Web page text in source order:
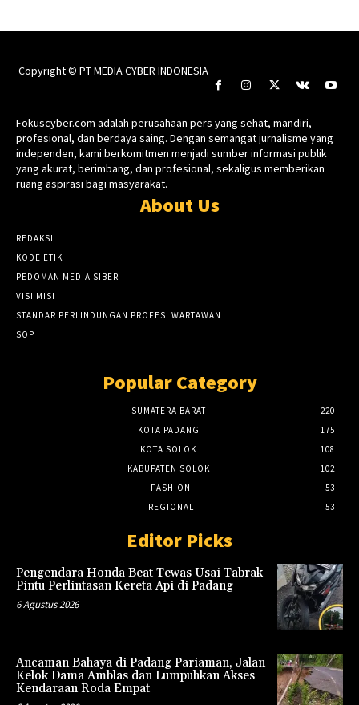
Copyright © PT MEDIA CYBER INDONESIA
Fokuscyber.com adalah perusahaan pers yang sehat, mandiri,
profesional, dan berdaya saing. Dengan semangat jurnalisme yang
independen, kami berkomitmen menjadi sumber informasi publik
yang akurat, berimbang, dan profesional, sekaligus memberikan
ruang aspirasi bagi masyarakat.
About Us
REDAKSI
KODE ETIK
PEDOMAN MEDIA SIBER
VISI MISI
STANDAR PERLINDUNGAN PROFESI WARTAWAN
SOP
Popular Category
SUMATERA BARAT
220
KOTA PADANG
175
KOTA SOLOK
108
KABUPATEN SOLOK
102
FASHION
53
REGIONAL
53
Editor Picks
Pengendara Honda Beat Tewas Usai Tabrak
Pintu Perlintasan Kereta Api di Padang
6 Agustus 2026
Ancaman Bahaya di Padang Pariaman, Jalan
Kelok Dama Amblas dan Lumpuhkan Akses
Kendaraan Roda Empat